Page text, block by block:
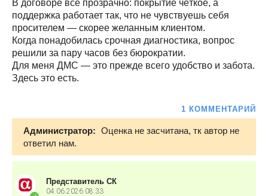
В договоре всё прозрачно: покрытие чёткое, а
поддержка работает так, что не чувствуешь себя
просителем — скорее желанным клиентом.
Когда понадобилась срочная диагностика, вопрос
решили за пару часов без бюрократии.
Для меня ДМС — это прежде всего удобство и забота.
Здесь это есть.
1 КОММЕНТАРИЙ
Администратор: Оценка не засчитана, тк автор не
ответил нам.
Представитель СК
04.06.2026 08:33